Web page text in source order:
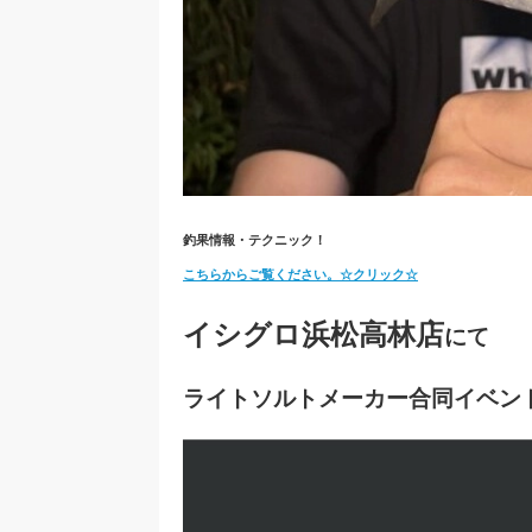
釣果情報・テクニック！
こちらからご覧ください。☆クリック☆
イシグロ浜松高林店にて
ライトソルトメーカー合同イベン